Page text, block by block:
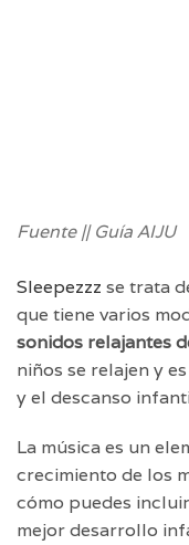
Fuente || Guía AIJU
Sleepezzz se trata
que tiene varios
sonidos relajantes
niños se relajen y
y el descanso
La música es un
crecimiento de los
cómo puedes
mejor desarrollo